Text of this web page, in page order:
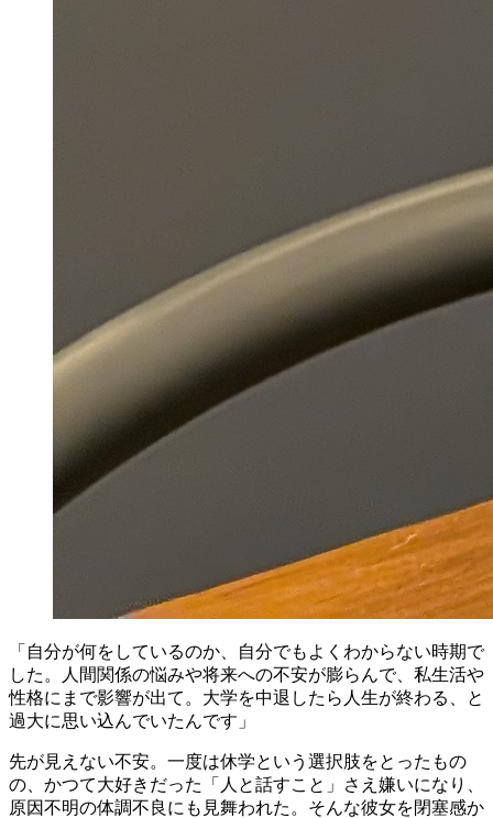
「自分が何をしているのか、自分でもよくわからない時期で
した。人間関係の悩みや将来への不安が膨らんで、私生活や
性格にまで影響が出て。大学を中退したら人生が終わる、と
過大に思い込んでいたんです」
先が見えない不安。一度は休学という選択肢をとったもの
の、かつて大好きだった「人と話すこと」さえ嫌いになり、
原因不明の体調不良にも見舞われた。そんな彼女を閉塞感か